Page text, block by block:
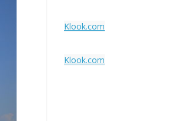
Klook.com
Klook.com